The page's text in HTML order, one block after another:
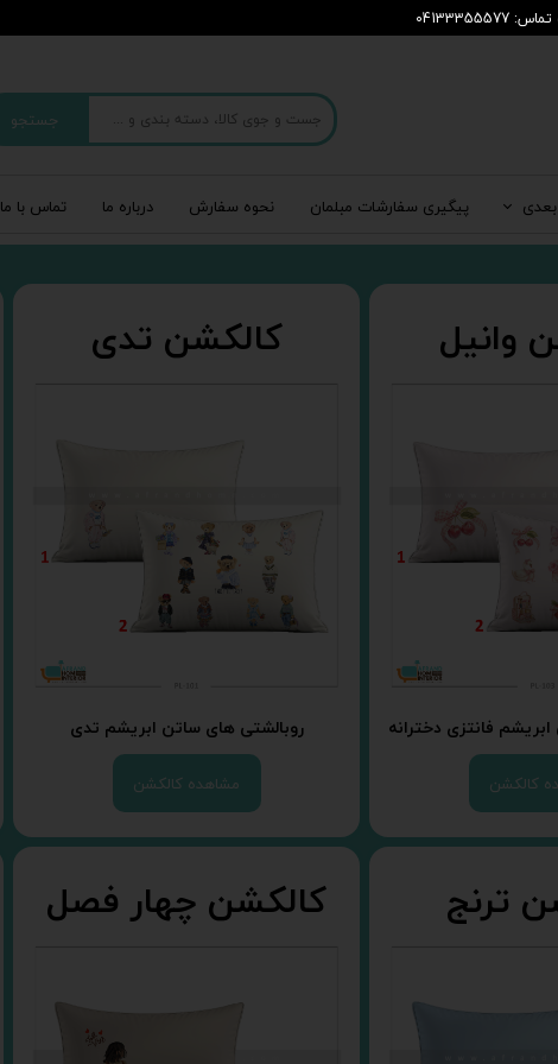
جستجو
پیگیری سفارشات مبلمان نحوه سفارش درباره‌ ما تماس با ما
وانیل
فانتزی دخترانه
کالکشن
کالکشن تدی
روبالشتی های ساتن ابریشم تدی
مشاهده کالکشن
ترنج کالکشن چهار فصل